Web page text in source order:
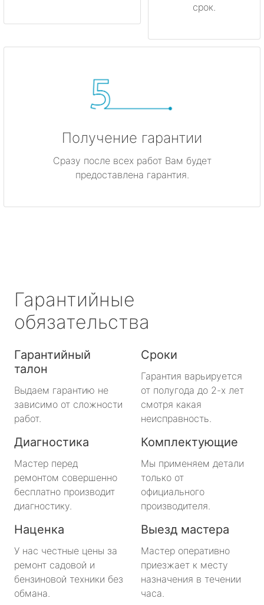
срок.
Получение гарантии
Сразу после всех работ Вам будет
предоставлена гарантия.
Гарантийные
обязательства
Гарантийный
талон
Выдаем гарантию не
зависимо от сложности
работ.
Сроки
Гарантия варьируется
от полугода до 2-х лет
смотря какая
неисправность.
Диагностика
Мастер перед
ремонтом совершенно
бесплатно производит
диагностику.
Комплектующие
Мы применяем детали
только от
официального
производителя.
Наценка
У нас честные цены за
ремонт садовой и
бензиновой техники без
обмана.
Выезд мастера
Мастер оперативно
приезжает к месту
назначения в течении
часа.